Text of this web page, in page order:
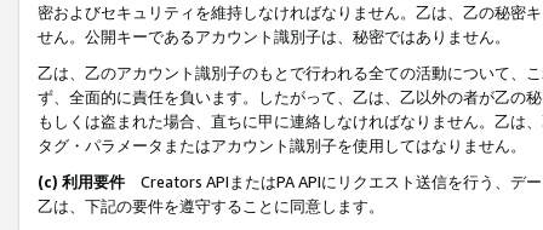
密およびセキュリティを維持しなければなりません。乙は、乙の秘密
せん。公開キーであるアカウント識別子は、秘密ではありません。
乙は、乙のアカウント識別子のもとで行われる全ての活動について、
ず、全面的に責任を負います。したがって、乙は、乙以外の者が乙の
もしくは盗まれた場合、直ちに甲に連絡しなければなりません。乙は
タグ・パラメータまたはアカウント識別子を使用してはなりません。
(c) 利用要件 Creators APIまたはPA APIにリクエスト送信を行う、デ
乙は、下記の要件を遵守することに同意します。